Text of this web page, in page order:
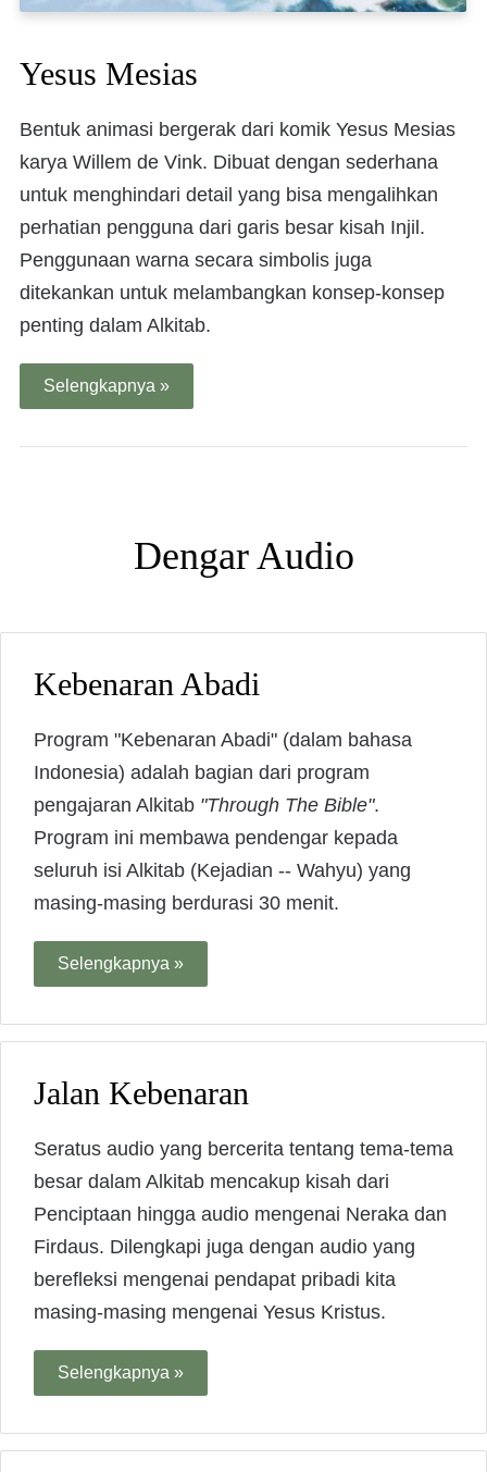
Yesus Mesias
Bentuk animasi bergerak dari komik Yesus Mesias
karya Willem de Vink. Dibuat dengan sederhana
untuk menghindari detail yang bisa mengalihkan
perhatian pengguna dari garis besar kisah Injil.
Penggunaan warna secara simbolis juga
ditekankan untuk melambangkan konsep-konsep
penting dalam Alkitab.
Selengkapnya »
Dengar Audio
Kebenaran Abadi
Program "Kebenaran Abadi" (dalam bahasa
Indonesia) adalah bagian dari program
pengajaran Alkitab "Through The Bible".
Program ini membawa pendengar kepada
seluruh isi Alkitab (Kejadian -- Wahyu) yang
masing-masing berdurasi 30 menit.
Selengkapnya »
Jalan Kebenaran
Seratus audio yang bercerita tentang tema-tema
besar dalam Alkitab mencakup kisah dari
Penciptaan hingga audio mengenai Neraka dan
Firdaus. Dilengkapi juga dengan audio yang
berefleksi mengenai pendapat pribadi kita
masing-masing mengenai Yesus Kristus.
Selengkapnya »